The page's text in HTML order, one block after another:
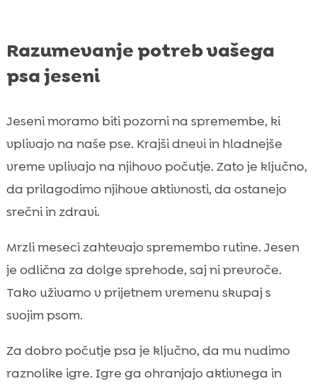
Razumevanje potreb vašega
psa jeseni
Jeseni moramo biti pozorni na spremembe, ki
vplivajo na naše pse. Krajši dnevi in hladnejše
vreme vplivajo na njihovo počutje. Zato je ključno,
da prilagodimo njihove aktivnosti, da ostanejo
srečni in zdravi.
Mrzli meseci zahtevajo spremembo rutine. Jesen
je odlična za dolge sprehode, saj ni prevroče.
Tako uživamo v prijetnem vremenu skupaj s
svojim psom.
Za dobro počutje psa je ključno, da mu nudimo
raznolike igre. Igre ga ohranjajo aktivnega in